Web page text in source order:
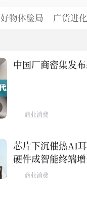
好物体验局 广货进
中国厂商密集发
商业消费
芯片下沉催热AI
硬件成智能终端增
商业消费